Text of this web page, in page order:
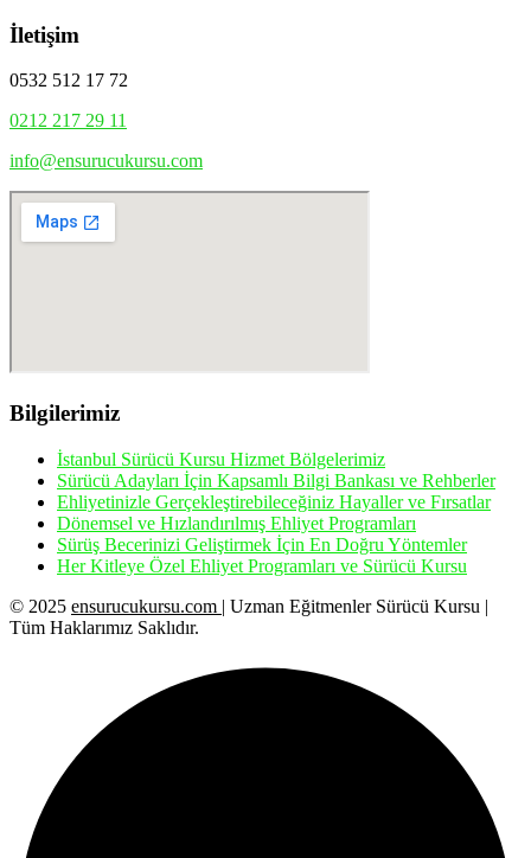
İletişim
0532 512 17 72
0212 217 29 11
info@ensurucukursu.com
Bilgilerimiz
İstanbul Sürücü Kursu Hizmet Bölgelerimiz
Sürücü Adayları İçin Kapsamlı Bilgi Bankası ve Rehberler
Ehliyetinizle Gerçekleştirebileceğiniz Hayaller ve Fırsatlar
Dönemsel ve Hızlandırılmış Ehliyet Programları
Sürüş Becerinizi Geliştirmek İçin En Doğru Yöntemler
Her Kitleye Özel Ehliyet Programları ve Sürücü Kursu
© 2025 ensurucukursu.com | Uzman Eğitmenler Sürücü Kursu |
Tüm Haklarımız Saklıdır.